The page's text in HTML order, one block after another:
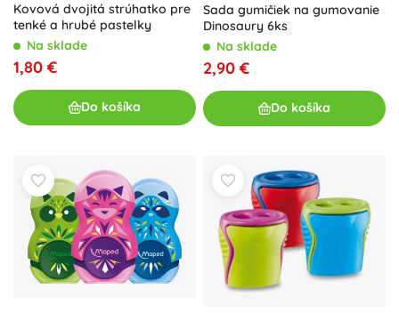
Kovová dvojitá strúhatko pre
tenké a hrubé pastelky
Na sklade
1,80 €
Do košíka
Sada gumičiek na gumovanie
Dinosaury 6ks
Na sklade
2,90 €
Do košíka